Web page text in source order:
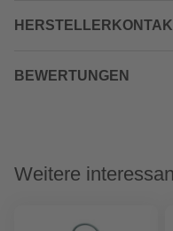
BEWERTUNGEN
Weitere